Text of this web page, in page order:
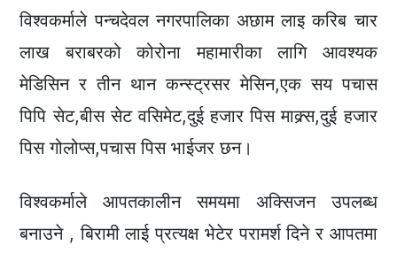
विश्वकर्माले पन्चदेवल नगरपालिका अछाम लाइ करिब चार
लाख बराबरको कोरोना महामारीका लागि आवश्यक
मेडिसिन र तीन थान कन्स्ट्रसर मेसिन,एक सय पचास
पिपि सेट,बीस सेट वसिमेट,दुई हजार पिस माक्र्स,दुई हजार
पिस गोलोप्स,पचास पिस भाईजर छन।
विश्वकर्माले आपतकालीन समयमा अक्सिजन उपलब्ध
बनाउने , बिरामी लाई प्रत्यक्ष भेटेर परामर्श दिने र आपतमा